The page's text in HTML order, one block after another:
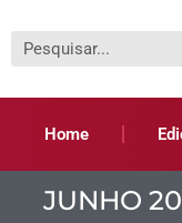
Home
JUNHO